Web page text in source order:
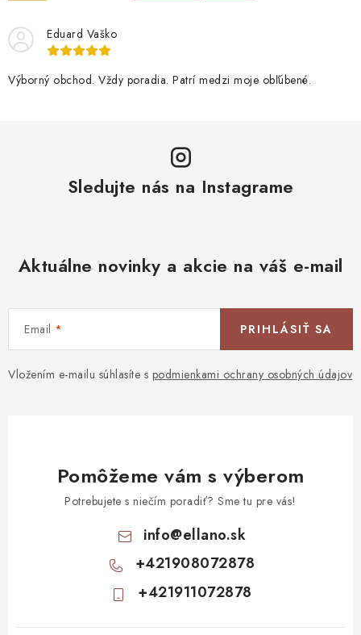
Eduard Vaško
Výborný obchod. Vždy poradia. Patrí medzi moje obľúbené.
Sledujte nás na Instagrame
Aktuálne novinky a akcie na váš e-mail
Email
Vložením e-mailu súhlasíte s podmienkami ochrany osobných údajov
PRIHLÁSIŤ SA
Pomôžeme vám s výberom
Potrebujete s niečím poradiť? Sme tu pre vás!
info@ellano.sk
+421908072878
+421911072878